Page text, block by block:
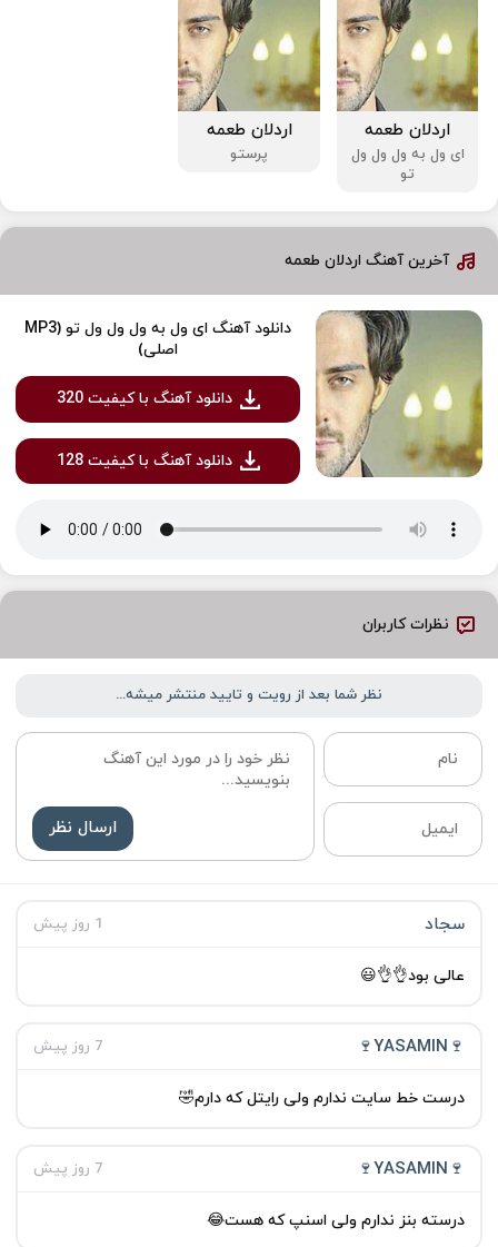
اردلان طعمه
ای ول به ول ول ول
تو
اردلان طعمه
پرستو
آخرین آهنگ اردلان طعمه
دانلود آهنگ ای ول به ول ول ول تو (MP3
اصلی)
دانلود آهنگ با کیفیت 320
دانلود آهنگ با کیفیت 128
نظرات کاربران
نظر شما بعد از رویت و تایید منتشر میشه...
ارسال نظر
سجاد 1 روز پیش
عالی بود👌👌😃
🍷YASAMIN🍷 7 روز پیش
درست خط سایت ندارم ولی رایتل که دارم🤣
🍷YASAMIN🍷 7 روز پیش
درسته بنز ندارم ولی اسنپ که هست😂